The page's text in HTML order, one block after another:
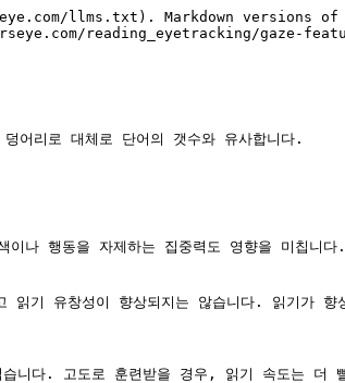
llms.txt). Markdown versions of
reading_eyetracking/gaze-
어리로 대체로 단어의 갯수와 유사합니다.
나 행동을 자제하는 집중력도 영향을 미칩니
기 유창성이 향상되지는 않습니다. 읽기가 향
니다. 고도로 훈련받을 경우, 읽기 속도는 더